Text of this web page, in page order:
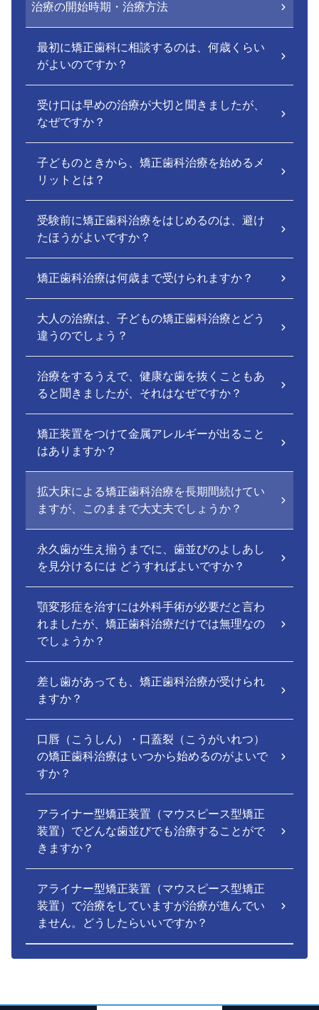
治療の開始時期・治療方法
最初に矯正歯科に相談するのは、何歳くらい
がよいのですか？
受け口は早めの治療が大切と聞きましたが、
なぜですか？
子どものときから、矯正歯科治療を始めるメ
リットとは？
受験前に矯正歯科治療をはじめるのは、避け
たほうがよいですか？
矯正歯科治療は何歳まで受けられますか？
大人の治療は、子どもの矯正歯科治療とどう
違うのでしょう？
治療をするうえで、健康な歯を抜くこともあ
ると聞きましたが、それはなぜですか？
矯正装置をつけて金属アレルギーが出ること
はありますか？
拡大床による矯正歯科治療を長期間続けてい
ますが、このままで大丈夫でしょうか？
永久歯が生え揃うまでに、歯並びのよしあし
を見分けるには どうすればよいですか？
顎変形症を治すには外科手術が必要だと言わ
れましたが、矯正歯科治療だけでは無理なの
でしょうか？
差し歯があっても、矯正歯科治療が受けられ
ますか？
口唇（こうしん）・口蓋裂（こうがいれつ）
の矯正歯科治療は いつから始めるのがよいで
すか？
アライナー型矯正装置（マウスピース型矯正
装置）でどんな歯並びでも治療することがで
きますか？
アライナー型矯正装置（マウスピース型矯正
装置）で治療をしていますが治療が進んでい
ません。どうしたらいいですか？